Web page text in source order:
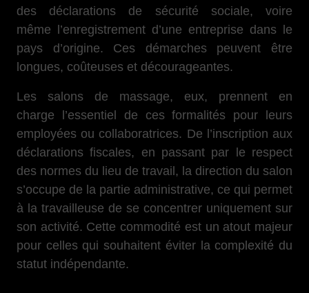
des déclarations de sécurité sociale, voire
même l’enregistrement d’une entreprise dans le
pays d’origine. Ces démarches peuvent être
longues, coûteuses et décourageantes.
Les salons de massage, eux, prennent en
charge l’essentiel de ces formalités pour leurs
employées ou collaboratrices. De l’inscription aux
déclarations fiscales, en passant par le respect
des normes du lieu de travail, la direction du salon
s’occupe de la partie administrative, ce qui permet
à la travailleuse de se concentrer uniquement sur
son activité. Cette commodité est un atout majeur
pour celles qui souhaitent éviter la complexité du
statut indépendante.